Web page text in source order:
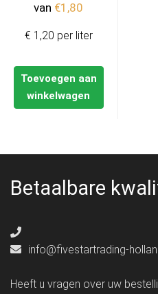
van €1,80
Toevoegen aan
winkelwagen
€ 1,20 per liter
Betaalbare
info@fivestartrading-
Heeft u vragen over uw